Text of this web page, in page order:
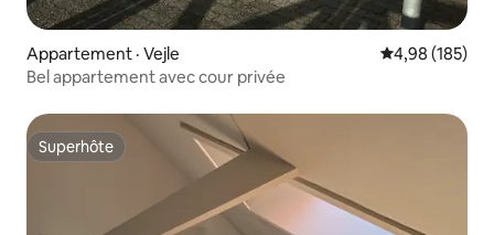
Appartement · Vejle Note
4,98 (185)
Bel appartement avec cour privée
Superhôte
Superhôte